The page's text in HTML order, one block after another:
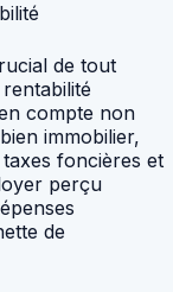
de tout
compte non
immobilier,
foncières et
perçu
de